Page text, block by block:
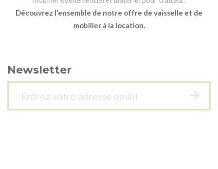
Découvrez l'ensemble de notre offre de vaisselle et de
mobilier à la location.
Newsletter